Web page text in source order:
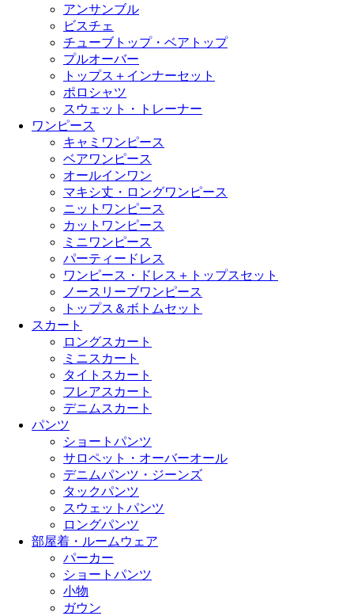
アンサンブル
ビスチェ
チューブトップ・ベアトップ
プルオーバー
トップス＋インナーセット
ポロシャツ
スウェット・トレーナー
ワンピース
キャミワンピース
ベアワンピース
オールインワン
マキシ丈・ロングワンピース
ニットワンピース
カットワンピース
ミニワンピース
パーティードレス
ワンピース・ドレス＋トップスセット
ノースリーブワンピース
トップス＆ボトムセット
スカート
ロングスカート
ミニスカート
タイトスカート
フレアスカート
デニムスカート
パンツ
ショートパンツ
サロペット・オーバーオール
デニムパンツ・ジーンズ
タックパンツ
スウェットパンツ
ロングパンツ
部屋着・ルームウェア
パーカー
ショートパンツ
小物
ガウン